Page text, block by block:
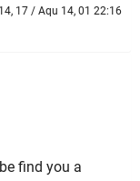
17 / Aqu 14, 01 22:16
find you a